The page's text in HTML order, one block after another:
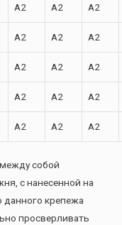
A2 A2 A2
A2 A2 A2
A2 A2 A2
A2 A2 A2
A2 A2 A2
собой
с нанесенной на
данного крепежа
просверливать